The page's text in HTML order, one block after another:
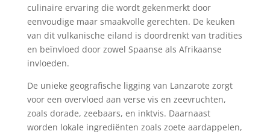
culinaire ervaring die wordt gekenmerkt door
eenvoudige maar smaakvolle gerechten. De keuken
van dit vulkanische eiland is doordrenkt van tradities
en beïnvloed door zowel Spaanse als Afrikaanse
invloeden.
De unieke geografische ligging van Lanzarote zorgt
voor een overvloed aan verse vis en zeevruchten,
zoals dorade, zeebaars, en inktvis. Daarnaast
worden lokale ingrediënten zoals zoete aardappelen,